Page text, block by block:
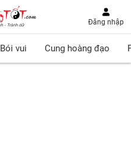
Đăng nhập
Bói vui Cung hoàng đạo